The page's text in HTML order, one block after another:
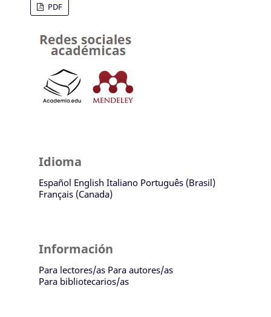
PDF
Idioma
Español English Italiano Português (Brasil)
Français (Canada)
Información
Para lectores/as Para autores/as
Para bibliotecarios/as